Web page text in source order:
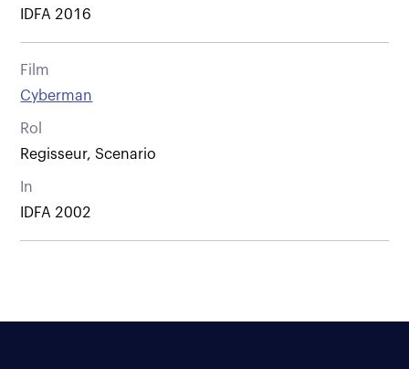
IDFA 2016
Film
Cyberman
Rol
Regisseur, Scenario
In
IDFA 2002